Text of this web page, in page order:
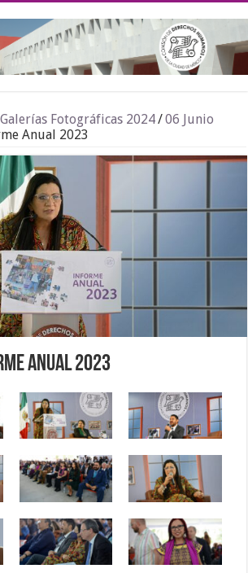
Galerías Fotográficas 2024/06 Junio
Anual 2023
Anual 2023